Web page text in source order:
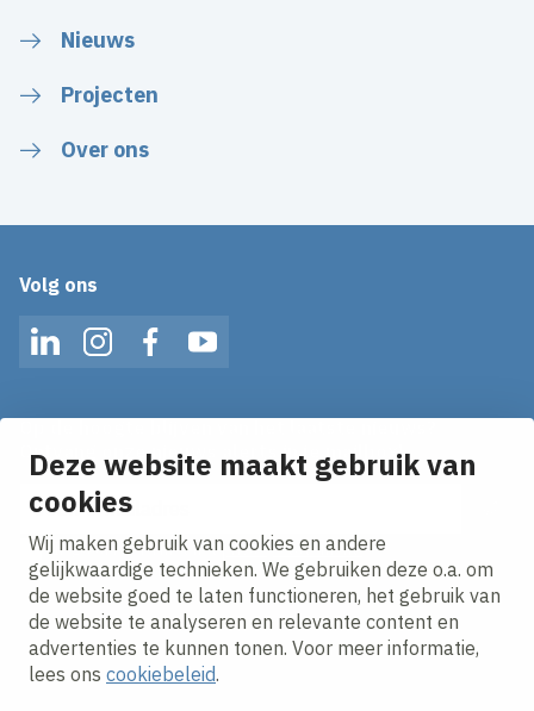
Deze website maakt gebruik van
cookies
Wij maken gebruik van cookies en andere
gelijkwaardige technieken. We gebruiken deze o.a. om
de website goed te laten functioneren, het gebruik van
de website te analyseren en relevante content en
advertenties te kunnen tonen. Voor meer informatie,
lees ons cookiebeleid.
Nieuws
Projecten
Over ons
Volg ons
LinkedInInstagramFacebookYouTube
Ontvang onze nieuws alerts in je mailbox!
E-mailadres
Ik ga akkoord met hetprivacy statement.